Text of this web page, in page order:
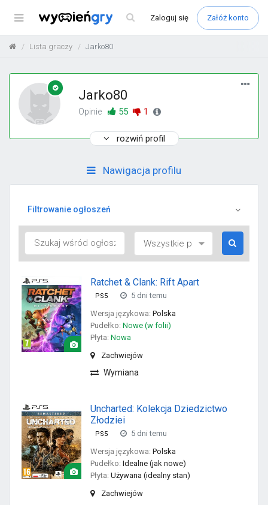
Menu Zaloguj się Załóż konto
Lista graczy Jarko80
Jarko80
Opinie 55 1
rozwiń profil
Nawigacja profilu
Filtrowanie ogłoszeń
Ratchet & Clank: Rift Apart
PS5
5 dni temu
Wersja językowa: Polska
Pudełko: Nowe (w folii)
Płyta: Nowa
Zachwiejów
Wymiana
Uncharted: Kolekcja Dziedzictwo
Złodziei
PS5
5 dni temu
Wersja językowa: Polska
Pudełko: Idealne (jak nowe)
Płyta: Używana (idealny stan)
Zachwiejów